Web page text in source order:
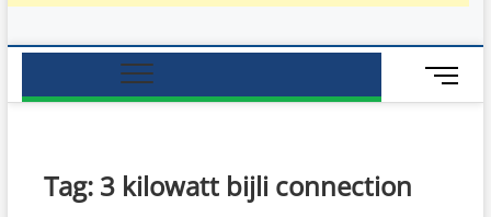
M
e
Tag: 3 kilowatt bijli connection